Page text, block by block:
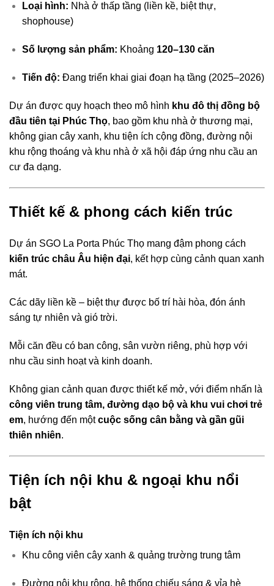
Loại hình: Nhà ở thấp tầng (liền kề, biệt thự,
shophouse)
Số lượng sản phẩm: Khoảng 120–130 căn
Tiến độ: Đang triển khai giai đoạn hạ tầng (2025–2026)
Dự án được quy hoạch theo mô hình khu đô thị đồng bộ
đầu tiên tại Phúc Thọ, bao gồm khu nhà ở thương mại,
không gian cây xanh, khu tiện ích cộng đồng, đường nội
khu rộng thoáng và khu nhà ở xã hội đáp ứng nhu cầu an
cư đa dạng.
Thiết kế & phong cách kiến trúc
Dự án SGO La Porta Phúc Thọ mang đậm phong cách
kiến trúc châu Âu hiện đại, kết hợp cùng cảnh quan xanh
mát.
Các dãy liền kề – biệt thự được bố trí hài hòa, đón ánh
sáng tự nhiên và gió trời.
Mỗi căn đều có ban công, sân vườn riêng, phù hợp với
nhu cầu sinh hoạt và kinh doanh.
Không gian cảnh quan được thiết kế mở, với điểm nhấn là
công viên trung tâm, đường dạo bộ và khu vui chơi trẻ
em, hướng đến mộtcuộc sống cân bằng và gần gũi
thiên nhiên.
Tiện ích nội khu & ngoại khu nổi
bật
Tiện ích nội khu
Khu công viên cây xanh & quảng trường trung tâm
Đường nội khu rộng, hệ thống chiếu sáng & vỉa hè